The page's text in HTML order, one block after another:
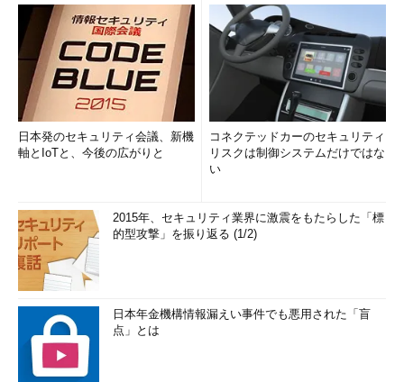
日本発のセキュリティ会議、新機
軸とIoTと、今後の広がりと
コネクテッドカーのセキュリティ
リスクは制御システムだけではな
い
2015年、セキュリティ業界に激震をもたらした「標
的型攻撃」を振り返る (1/2)
日本年金機構情報漏えい事件でも悪用された「盲
点」とは